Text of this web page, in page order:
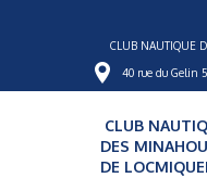
CLUB NAUTIQUE
40 rue du Gelin
CLUB
DES
DE